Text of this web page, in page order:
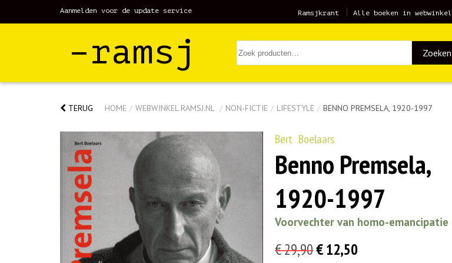
Aanmelden voor de update service Ramsjkrant Alle boeken in webwinkel
–ramsj Zoeken
TERUG HOME / WEBWINKEL RAMSJ.NL / NON-FICTIE / LIFESTYLE / BENNO PREMSELA, 1920-1997
Bert Boelaars
Benno Premsela,
1920-1997
Voorvechter van homo-emancipatie
€29,90Oorspronkelijke
€12,50